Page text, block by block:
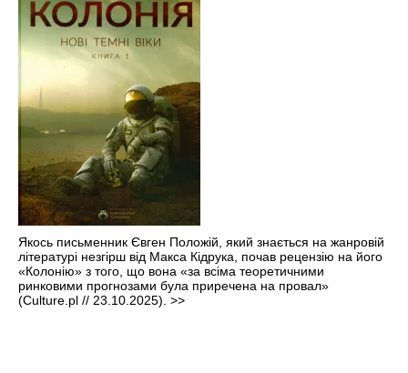
Якось письменник Євген Положій, який знається на жанровій
літературі незгірш від Макса Кідрука, почав рецензію на його
«Колонію» з того, що вона «за всіма теоретичними
ринковими прогнозами була приречена на провал»
(Culture.pl // 23.10.2025). >>